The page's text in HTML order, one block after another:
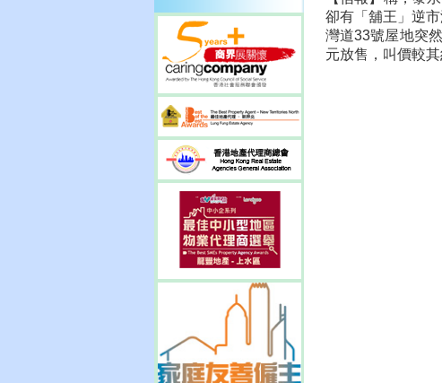
卻有「舖王」逆
灣道33號屋地突
元放售，叫價較